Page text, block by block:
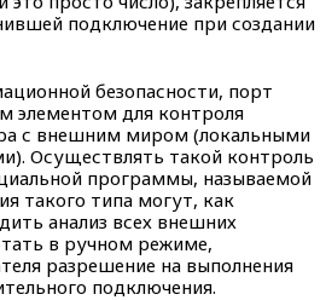
подключение при создании
безопасности, порт
элементом для контроля
с внешним миром (локальными
Осуществлять такой контроль
программы, называемой
такого типа могут, как
анализ всех внешних
в ручном режиме,
разрешение на выполнения
подключения.